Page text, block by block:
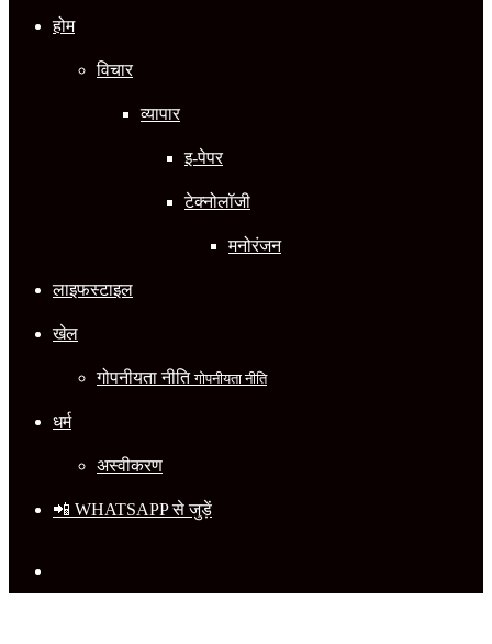
होम
विचार
व्यापार
इ-पेपर
टेक्नोलॉजी
मनोरंजन
लाइफस्टाइल
खेल
गोपनीयता नीतिगोपनीयता नीति
धर्म
अस्वीकरण
📲 WHATSAPP से जुड़ें